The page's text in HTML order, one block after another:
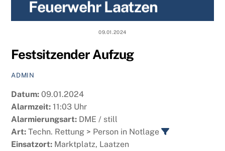
Feuerwehr Laatzen
09.01.2024
Festsitzender Aufzug
ADMIN
Datum: 09.01.2024
Alarmzeit: 11:03 Uhr
Alarmierungsart: DME / still
Art: Techn. Rettung > Person in Notlage
Einsatzort: Marktplatz, Laatzen